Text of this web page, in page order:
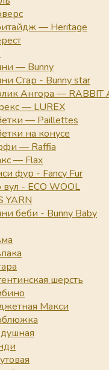
— Heritage
— Bunny
Стар - Bunny star
Ангора — RABBIT
— LUREX
— Paillettes
на конусе
— Raffia
— Flax
фур - Fancy Fur
вул - ECO WOOL
YARN
беби - Bunny Baby
шерсть
Макси